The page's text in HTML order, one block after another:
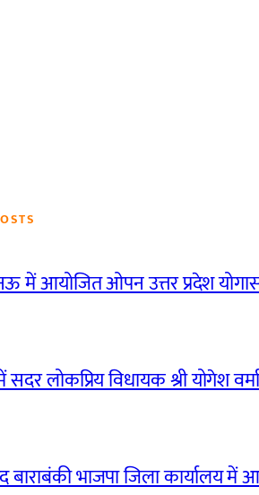
आयोजित ओपन उत्तर प्रदेश
लोकप्रिय विधायक श्री योगेश
भाजपा जिला कार्यालय में